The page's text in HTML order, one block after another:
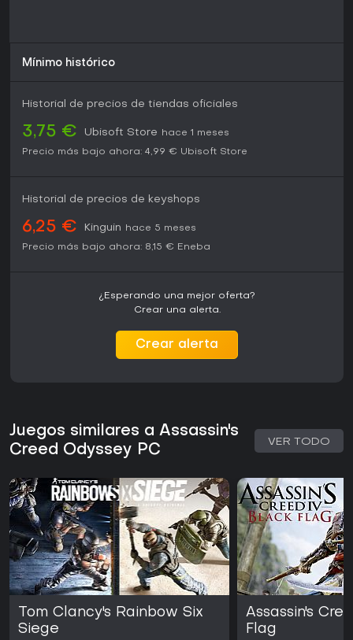
Mínimo histórico
Historial de precios de tiendas oficiales
3,75 € Ubisoft Store
hace 1 meses
Precio más bajo ahora: 4,99 € Ubisoft Store
Historial de precios de keyshops
6,25 € Kinguin
hace 5 meses
Precio más bajo ahora: 8,15 € Eneba
¿Esperando una mejor oferta?
Crear una alerta.
Crear alerta
Juegos similares a Assassin's
Creed Odyssey PC
VER TODO
Tom Clancy's Rainbow Six
Siege
Assassin's
Flag